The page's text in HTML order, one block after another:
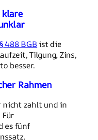
§ 488 BGBist die
Tilgung, Zins,
besser.
Rahmen
nicht zahlt und in
Für
es fünf